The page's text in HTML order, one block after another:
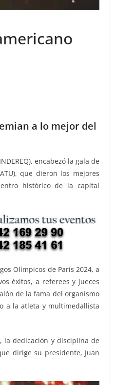
a lo mejor del
encabezó la gala de
que dieron los mejores
histórico de la capital
Olímpicos de París 2024, a
éxitos, a referees y jueces
de la fama del organismo
a la atleta y multimedallista
la dedicación y disciplina de
dirige su presidente, Juan